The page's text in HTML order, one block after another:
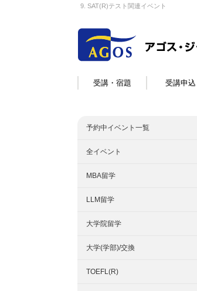
9. SAT(R)テスト関連イベント
受講・宿題 受講申込
予約中イベント一覧
全イベント
MBA留学
LLM留学
大学院留学
大学(学部)/交換
TOEFL(R)